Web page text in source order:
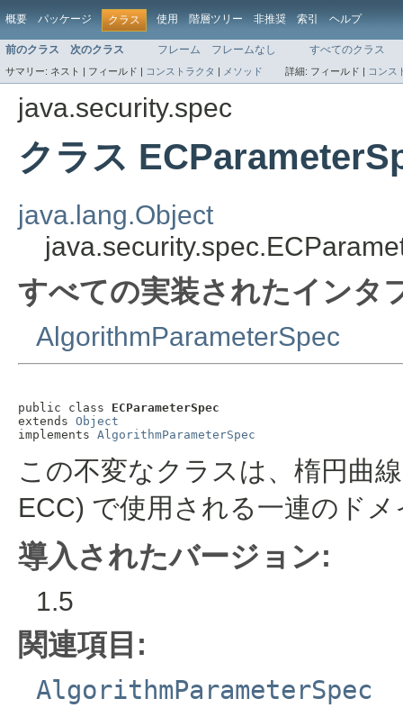
概要 パッケージ クラス 使用 階層ツリー 非推奨 索引 ヘルプ
前のクラス 次のクラス フレーム フレームなし すべてのクラス
サマリー: ネスト | フィールド | コンストラクタ | メソッド 詳細: フィールド | コンス
java.security.spec
クラス
java.lang.Object
すべての実装されたインタ
AlgorithmParameterSpec
public class ECParameterSpec
extends Object
implements AlgorithmParameterSpec
この不変なクラスは、楕円曲
ECC) で使用される一連のド
導入されたバージョン:
1.5
関連項目:
AlgorithmParameterSpec